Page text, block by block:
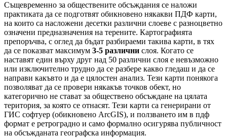
Същевременно за обществените обсъждания се наложи
практиката да се подготвят обикновено някакви ПДФ карти,
на които са насложени десетки различни слоеве с разноцветно
означени предназначения на терените. Картографията
препоръчва, с оглед да бъдат разбираеми такива карти, в тях
да се показват максимум 3-5 различни слоя. Когато се
наставят един върху друг над 50 различни слоя е невъзможно
или изключително трудно да се разбере какво гледаш и да се
направи какъвто и да е цялостен анализ. Тези карти понякога
позволяват да се провери някакъв точков обект, но
категорично не стават за обществено обсъждане на цялата
територия, за която се отнасят. Тези карти са генерирани от
ГИС софтуер (обикновено ArcGIS), и ползването им в пдф
формат е ретроградно и само формално осигурява публичност
на обсъжданата географска информация.